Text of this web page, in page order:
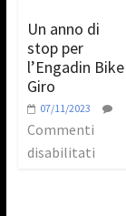
Un anno di
stop per
l’Engadin Bike
Giro
07/11/2023
Commenti
disabilitati